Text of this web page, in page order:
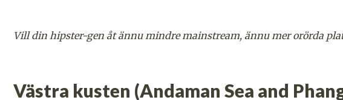
Vill din hipster-gen åt ännu mindre mainstream, ännu mer orörda
Västra kusten (Andaman Sea and